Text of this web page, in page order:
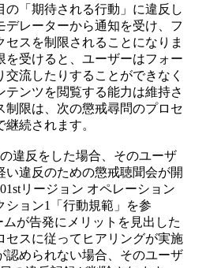
の「期待される行動」に違反し
デレーターから通知を受け、フ
セスを制限されることになりま
を受けると、ユーザーはフォー
交流したりすることができなく
テンツを閲覧する能力は維持さ
制限は、次の懲戒尋問のプロセ
続されます。
違反をした場合、そのユーザ
い違反のための懲戒聴聞会が開
リージョン オペレーション
ション1「行動規範」を参
が告発にメリットを見出した
セスに従ってヒアリングが実施
認められない場合、そのユーザ